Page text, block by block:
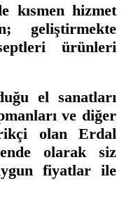
kısmen hizmet
geliştirmekte
ürünleri
el sanatları
ve diğer
olan Erdal
olarak siz
fiyatlar ile